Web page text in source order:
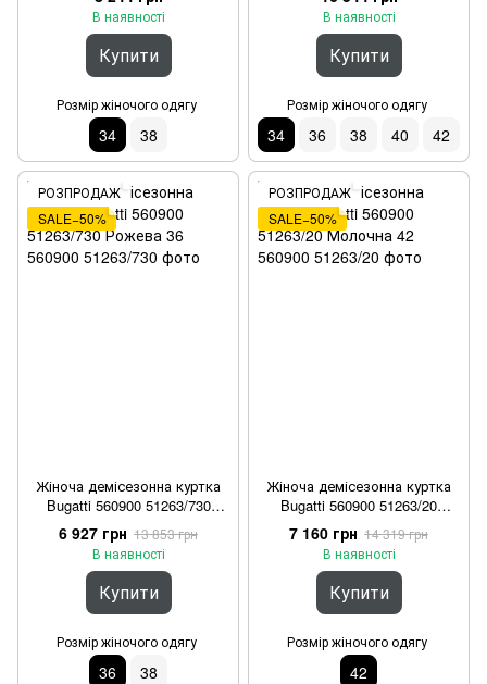
В наявності
Купити
Розмір жіночого одягу
34 38
В наявності
Купити
Розмір жіночого одягу
34 36 38 40 42
РОЗПРОДАЖ
SALE−50%
Жіноча демісезонна куртка
Bugatti 560900 51263/730
Рожева 36
6 927 грн 13 853 грн
В наявності
Купити
Розмір жіночого одягу
36 38
РОЗПРОДАЖ
SALE−50%
Жіноча демісезонна куртка
Bugatti 560900 51263/20
Молочна 42
7 160 грн 14 319 грн
В наявності
Купити
Розмір жіночого одягу
42